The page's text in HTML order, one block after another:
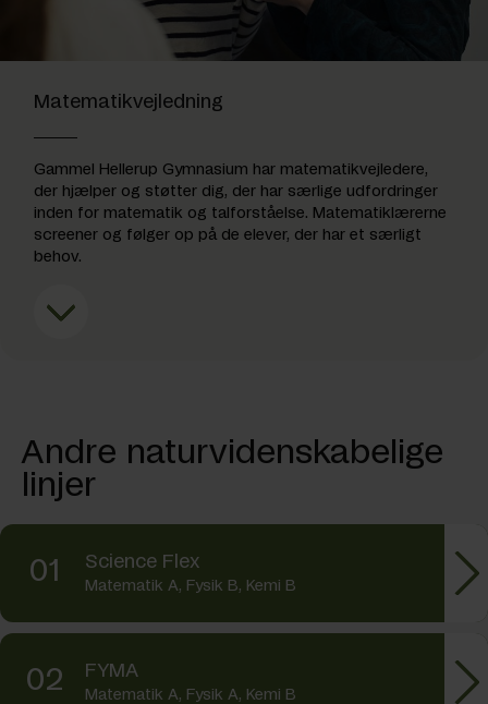
Matematikvejledning
Gammel Hellerup Gymnasium har matematikvejledere,
der hjælper og støtter dig, der har særlige udfordringer
inden for matematik og talforståelse. Matematiklærerne
screener og følger op på de elever, der har et særligt
behov.
GHG’s to matematikvejledere
Lars Petersen (LP)
Andre naturvidenskabelige
linjer
01 Science Flex
Matematik A, Fysik B, Kemi B
02 FYMA
Matematik A, Fysik A, Kemi B